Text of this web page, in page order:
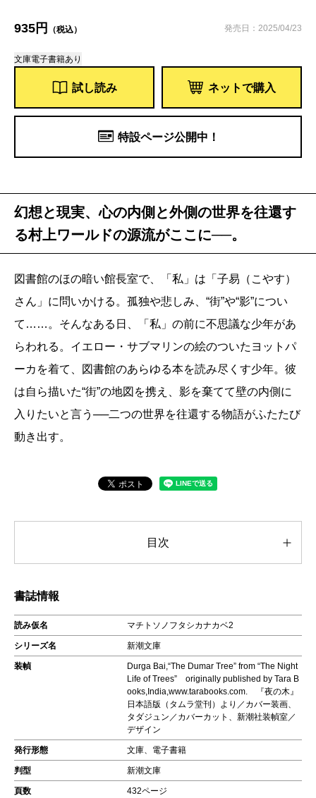
935円 （税込） 発売日：2025/04/23
文庫電子書籍あり
試し読み ネットで購入
特設ページ公開中！
幻想と現実、心の内側と外側の世界を往還す
る村上ワールドの源流がここに──。
図書館のほの暗い館長室で、「私」は「子易（こやす）
さん」に問いかける。孤独や悲しみ、“街”や“影”につい
て……。そんなある日、「私」の前に不思議な少年があ
らわれる。イエロー・サブマリンの絵のついたヨットパ
ーカを着て、図書館のあらゆる本を読み尽くす少年。彼
は自ら描いた“街”の地図を携え、影を棄てて壁の内側に
入りたいと言う──二つの世界を往還する物語がふたたび
動き出す。
目次
書誌情報
読み仮名 マチトソノフタシカナカベ2
シリーズ名 新潮文庫
装幀
Durga Bai,“The Dumar Tree” from “The Night
Life of Trees” originally published by Tara B
ooks,India,www.tarabooks.com. 『夜の木』
日本語版（タムラ堂刊）より／カバー装画、
タダジュン／カバーカット、新潮社装幀室／
デザイン
発行形態 文庫、電子書籍
判型 新潮文庫
頁数 432ページ